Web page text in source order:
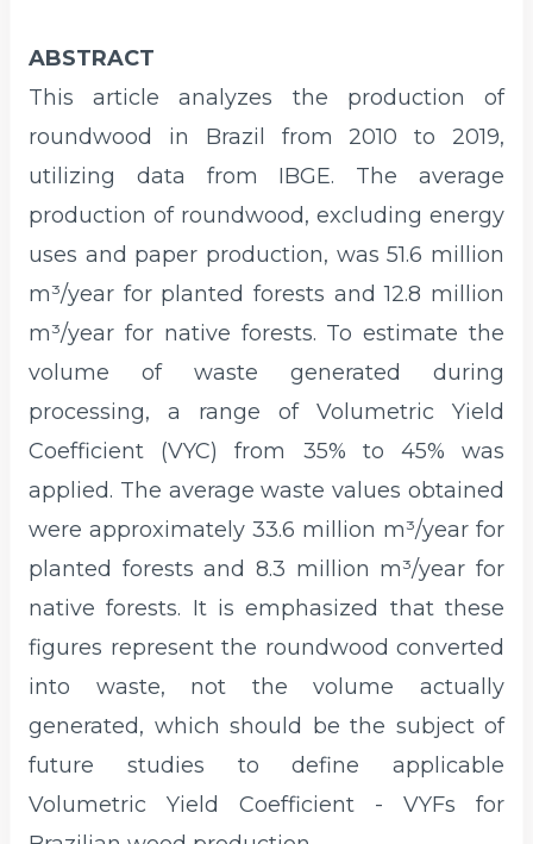
ABSTRACT
This article analyzes the production of
roundwood in Brazil from 2010 to 2019,
utilizing data from IBGE. The average
production of roundwood, excluding energy
uses and paper production, was 51.6 million
m³/year for planted forests and 12.8 million
m³/year for native forests. To estimate the
volume of waste generated during
processing, a range of Volumetric Yield
Coefficient (VYC) from 35% to 45% was
applied. The average waste values obtained
were approximately 33.6 million m³/year for
planted forests and 8.3 million m³/year for
native forests. It is emphasized that these
figures represent the roundwood converted
into waste, not the volume actually
generated, which should be the subject of
future studies to define applicable
Volumetric Yield Coefficient - VYFs for